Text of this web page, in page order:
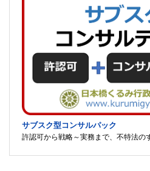
サブスク型コンサルパック
許認可から戦略～実務まで、不特法の